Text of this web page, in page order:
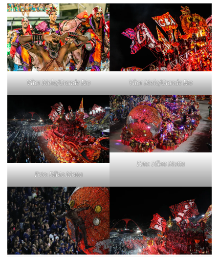
Vítor Melo/Grande Rio Vítor Melo/Grande Rio
Foto: Fábio Motta
Foto: Fábio Motta